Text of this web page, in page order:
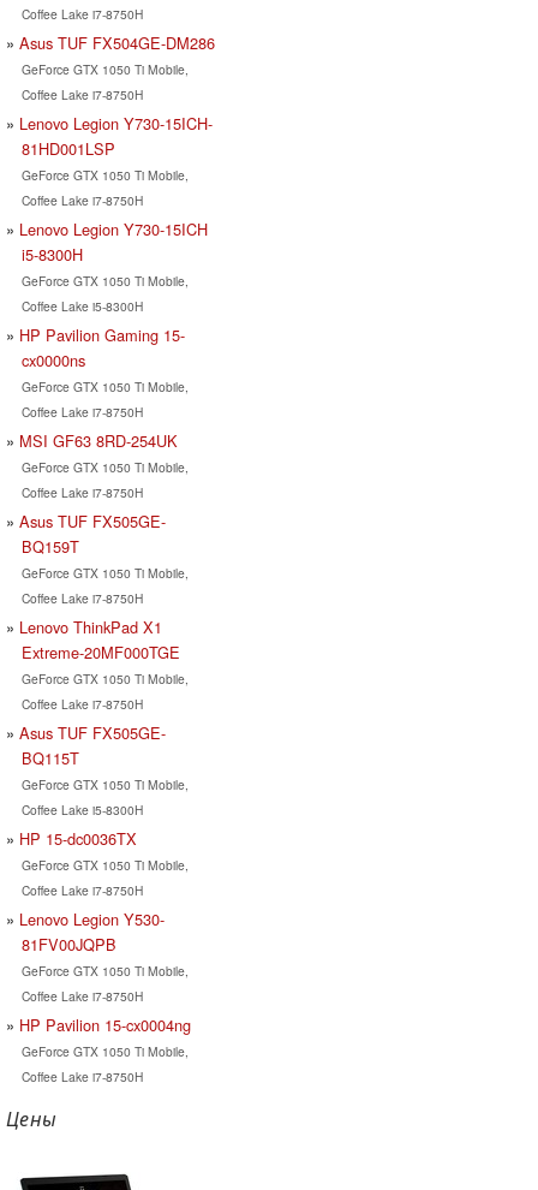
Coffee Lake i7-8750H
Asus TUF FX504GE-DM286
GeForce GTX 1050 Ti Mobile,
Coffee Lake i7-8750H
Lenovo Legion Y730-15ICH-
81HD001LSP
GeForce GTX 1050 Ti Mobile,
Coffee Lake i7-8750H
Lenovo Legion Y730-15ICH
i5-8300H
GeForce GTX 1050 Ti Mobile,
Coffee Lake i5-8300H
HP Pavilion Gaming 15-
cx0000ns
GeForce GTX 1050 Ti Mobile,
Coffee Lake i7-8750H
MSI GF63 8RD-254UK
GeForce GTX 1050 Ti Mobile,
Coffee Lake i7-8750H
Asus TUF FX505GE-
BQ159T
GeForce GTX 1050 Ti Mobile,
Coffee Lake i7-8750H
Lenovo ThinkPad X1
Extreme-20MF000TGE
GeForce GTX 1050 Ti Mobile,
Coffee Lake i7-8750H
Asus TUF FX505GE-
BQ115T
GeForce GTX 1050 Ti Mobile,
Coffee Lake i5-8300H
HP 15-dc0036TX
GeForce GTX 1050 Ti Mobile,
Coffee Lake i7-8750H
Lenovo Legion Y530-
81FV00JQPB
GeForce GTX 1050 Ti Mobile,
Coffee Lake i7-8750H
HP Pavilion 15-cx0004ng
GeForce GTX 1050 Ti Mobile,
Coffee Lake i7-8750H
Цены